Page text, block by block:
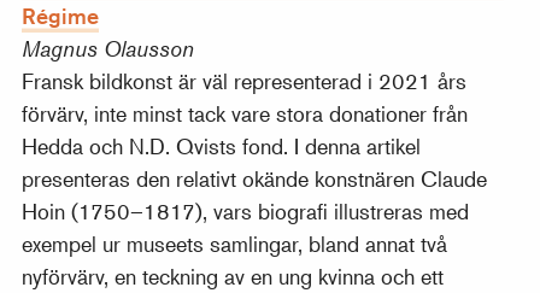
Régime
Magnus Olausson
Fransk bildkonst är väl representerad i 2021 års
förvärv, inte minst tack vare stora donationer från
Hedda och N.D. Qvists fond. I denna artikel
presenteras den relativt okände konstnären Claude
Hoin (1750–1817), vars biografi illustreras med
exempel ur museets samlingar, bland annat två
nyförvärv, en teckning av en ung kvinna och ett